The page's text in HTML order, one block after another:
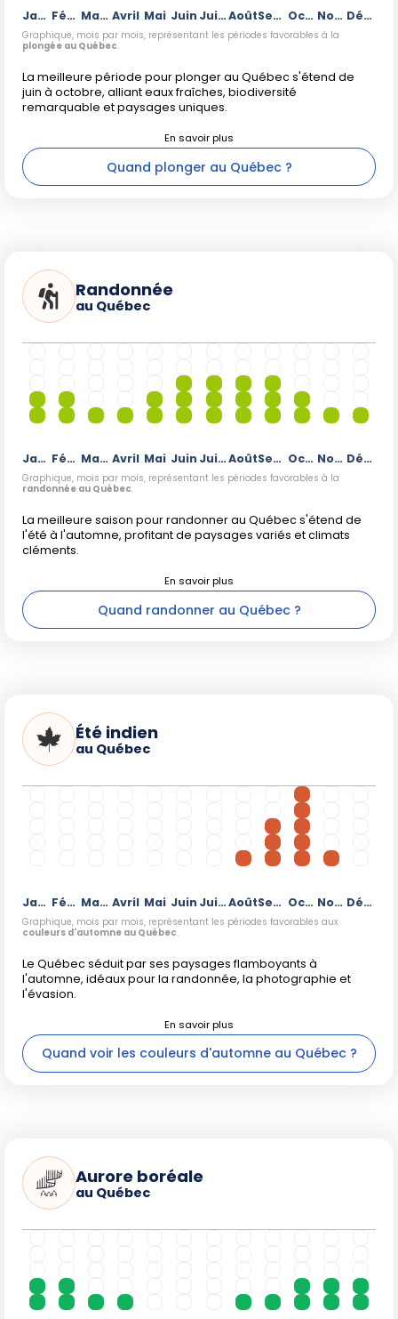
Janvier Février Mars Avril Mai Juin JuilletAoût Septembre Octobre Novembre Décembre
Graphique, mois par mois, représentant les périodes favorables à la
plongée au Québec.
La meilleure période pour plonger au Québec s'étend de
juin à octobre, alliant eaux fraîches, biodiversité
remarquable et paysages uniques.
Quand plonger au Québec ?
Randonnée
au Québec
Janvier Février Mars Avril Mai Juin JuilletAoût Septembre Octobre Novembre Décembre
Graphique, mois par mois, représentant les périodes favorables à la
randonnée au Québec.
La meilleure saison pour randonner au Québec s'étend de
l'été à l'automne, profitant de paysages variés et climats
cléments.
Quand randonner au Québec ?
Été indien
au Québec
Janvier Février Mars Avril Mai Juin JuilletAoût Septembre Octobre Novembre Décembre
Graphique, mois par mois, représentant les périodes favorables aux
couleurs d'automne au Québec.
Le Québec séduit par ses paysages flamboyants à
l'automne, idéaux pour la randonnée, la photographie et
l'évasion.
Quand voir les couleurs d'automne au Québec ?
Aurore boréale
au Québec